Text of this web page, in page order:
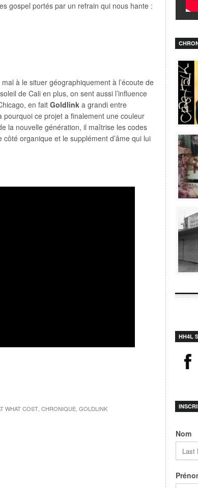
gospel portés par un refrain qui nous hante :
à le situer géographiquement à l’écoute de
de Cali en plus, on sent aussi l’influence
en fait Goldlink a grandi entre
pourquoi ce projet a finalement une couleur
la nouvelle génération, il maîtrise les codes
organique et le supplément d’âme qui lui
WHAT COST CHRONIQUE GOLDLINK
HH4L
Nom